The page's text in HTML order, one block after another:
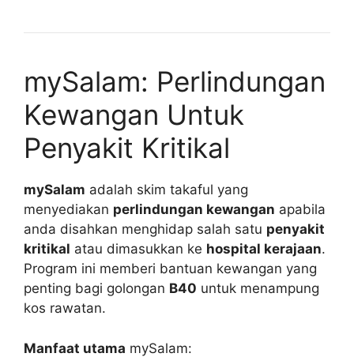
mySalam: Perlindungan
Kewangan Untuk
Penyakit Kritikal
mySalam adalah skim takaful yang
menyediakan perlindungan kewangan apabila
anda disahkan menghidap salah satu penyakit
kritikal atau dimasukkan ke hospital kerajaan.
Program ini memberi bantuan kewangan yang
penting bagi golongan B40 untuk menampung
kos rawatan.
Manfaat utama mySalam: